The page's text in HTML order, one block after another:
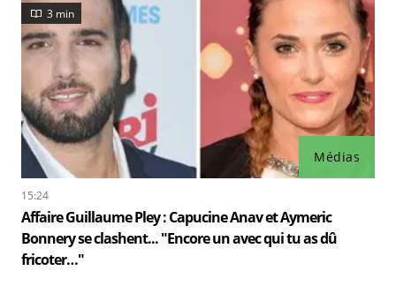
Médias
3 min
15:24
Affaire Guillaume Pley : Capucine Anav et Aymeric
Bonnery se clashent... "Encore un avec qui tu as dû
fricoter…"